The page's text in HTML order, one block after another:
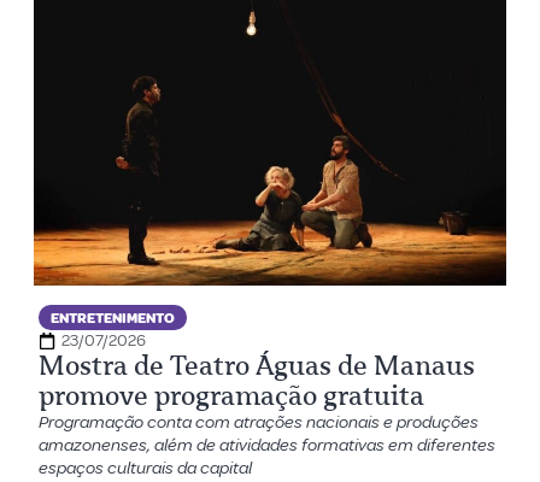
ENTRETENIMENTO
23/07/2026
Mostra de Teatro Águas de Manaus
promove programação gratuita
Programação conta com atrações nacionais e produções
amazonenses, além de atividades formativas em diferentes
espaços culturais da capital